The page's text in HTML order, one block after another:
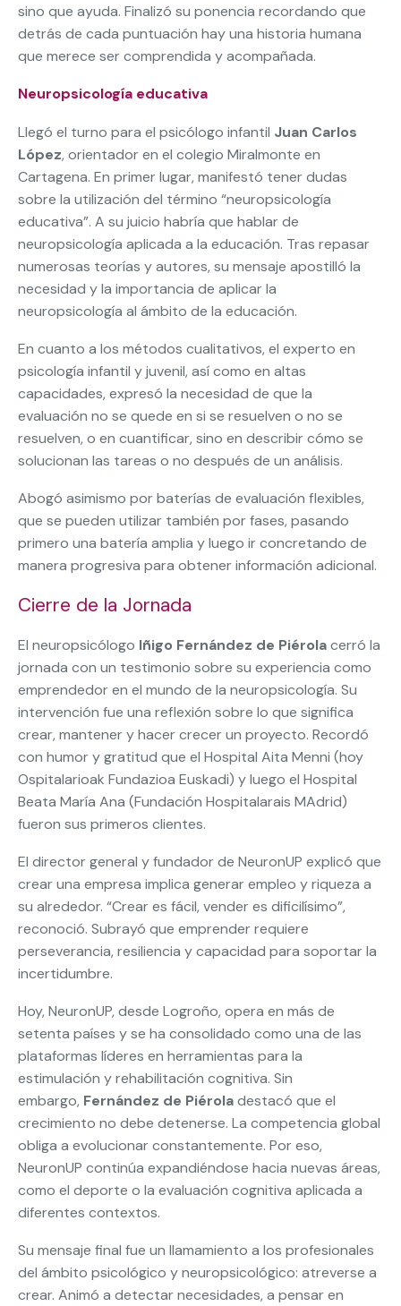
sino que ayuda. Finalizó su ponencia recordando que
detrás de cada puntuación hay una historia humana
que merece ser comprendida y acompañada.
Neuropsicología educativa
Llegó el turno para el psicólogo infantil Juan Carlos
López, orientador en el colegio Miralmonte en
Cartagena. En primer lugar, manifestó tener dudas
sobre la utilización del término “neuropsicología
educativa”. A su juicio habría que hablar de
neuropsicología aplicada a la educación. Tras repasar
numerosas teorías y autores, su mensaje apostilló la
necesidad y la importancia de aplicar la
neuropsicología al ámbito de la educación.
En cuanto a los métodos cualitativos, el experto en
psicología infantil y juvenil, así como en altas
capacidades, expresó la necesidad de que la
evaluación no se quede en si se resuelven o no se
resuelven, o en cuantificar, sino en describir cómo se
solucionan las tareas o no después de un análisis.
Abogó asimismo por baterías de evaluación flexibles,
que se pueden utilizar también por fases, pasando
primero una batería amplia y luego ir concretando de
manera progresiva para obtener información adicional.
Cierre de la Jornada
El neuropsicólogo Iñigo Fernández de Piérolacerró la
jornada con un testimonio sobre su experiencia como
emprendedor en el mundo de la neuropsicología. Su
intervención fue una reflexión sobre lo que significa
crear, mantener y hacer crecer un proyecto. Recordó
con humor y gratitud que el Hospital Aita Menni (hoy
Ospitalarioak Fundazioa Euskadi) y luego el Hospital
Beata María Ana (Fundación Hospitalarais MAdrid)
fueron sus primeros clientes.
El director general y fundador de NeuronUP explicó que
crear una empresa implica generar empleo y riqueza a
su alrededor. “Crear es fácil, vender es dificilísimo”,
reconoció. Subrayó que emprender requiere
perseverancia, resiliencia y capacidad para soportar la
incertidumbre.
Hoy, NeuronUP, desde Logroño, opera en más de
setenta países y se ha consolidado como una de las
plataformas líderes en herramientas para la
estimulación y rehabilitación cognitiva. Sin
embargo, Fernández de Piéroladestacó que el
crecimiento no debe detenerse. La competencia global
obliga a evolucionar constantemente. Por eso,
NeuronUP continúa expandiéndose hacia nuevas áreas,
como el deporte o la evaluación cognitiva aplicada a
diferentes contextos.
Su mensaje final fue un llamamiento a los profesionales
del ámbito psicológico y neuropsicológico: atreverse a
crear. Animó a detectar necesidades, a pensar en